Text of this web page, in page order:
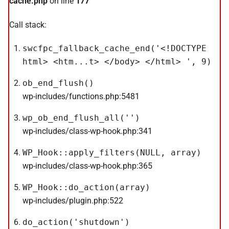
Call stack:
swcfpc_fallback_cache_end('<!DOCTYPE
html> <htm...t> </body> </html> ', 9)
ob_end_flush()
wp-includes/functions.php:5481
wp_ob_end_flush_all('')
wp-includes/class-wp-hook.php:341
WP_Hook::apply_filters(NULL, array)
wp-includes/class-wp-hook.php:365
WP_Hook::do_action(array)
wp-includes/plugin.php:522
do_action('shutdown')